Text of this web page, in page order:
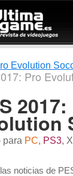
Evolution
Pro
para PC, PS3,
noticias de